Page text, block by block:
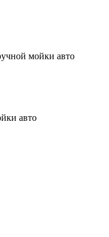
мойки авто
авто